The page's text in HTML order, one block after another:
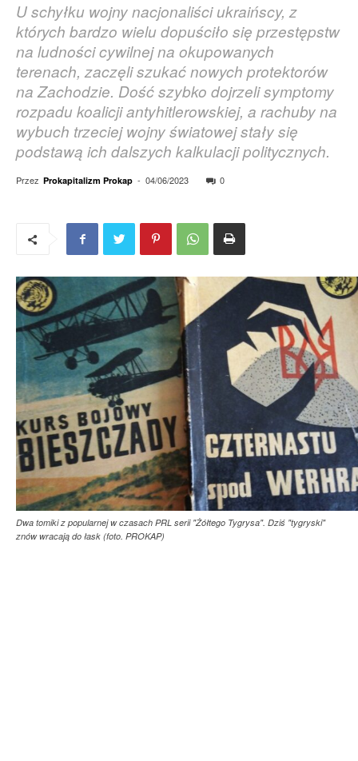
U schyłku wojny nacjonaliści ukraińscy, z
których bardzo wielu dopuściło się przestępstw
na ludności cywilnej na okupowanych
terenach, zaczęli szukać nowych protektorów
na Zachodzie. Dość szybko dojrzeli symptomy
rozpadu koalicji antyhitlerowskiej, a rachuby na
wybuch trzeciej wojny światowej stały się
podstawą ich dalszych kalkulacji politycznych.
Przez Prokapitalizm Prokap - 04/06/2023 0
Dwa tomiki z popularnej w czasach PRL serii "Żółtego Tygrysa". Dziś "tygryski"
znów wracają do łask (foto. PROKAP)